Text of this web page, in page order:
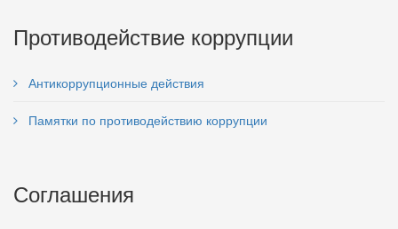
Противодействие коррупции
Антикоррупционные действия
Памятки по противодействию коррупции
Соглашения